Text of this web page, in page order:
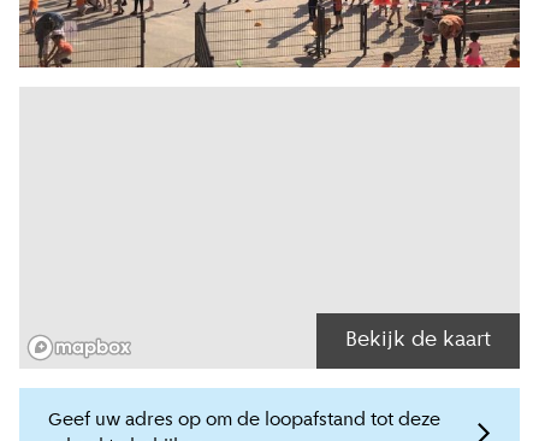
Bekijk de kaart
Geef uw adres op om de loopafstand tot deze